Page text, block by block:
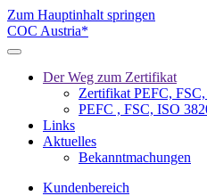
Zum Hauptinhalt springen
COC Austria*
Der Weg zum Zertifikat
Zertifikat PEFC,
PEFC , FSC, ISO
Links
Aktuelles
Bekanntmachungen
Kundenbereich